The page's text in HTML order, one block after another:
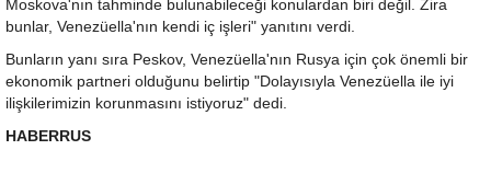
Moskova'nın tahminde bulunabileceği konulardan biri değil. Zira
bunlar, Venezüella'nın kendi iç işleri" yanıtını verdi.
Bunların yanı sıra Peskov, Venezüella'nın Rusya için çok önemli bir
ekonomik partneri olduğunu belirtip "Dolayısıyla Venezüella ile iyi
ilişkilerimizin korunmasını istiyoruz" dedi.
HABERRUS